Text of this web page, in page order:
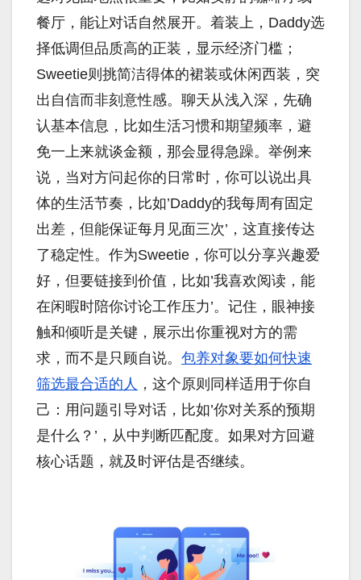
餐厅，能让对话自然展开。着装上，Daddy选
择低调但品质高的正装，显示经济门槛；
Sweetie则挑简洁得体的裙装或休闲西装，突
出自信而非刻意性感。聊天从浅入深，先确
认基本信息，比如生活习惯和期望频率，避
免一上来就谈金额，那会显得急躁。举例来
说，当对方问起你的日常时，你可以说出具
体的生活节奏，比如’Daddy的我每周有固定
出差，但能保证每月见面三次’，这直接传达
了稳定性。作为Sweetie，你可以分享兴趣爱
好，但要链接到价值，比如’我喜欢阅读，能
在闲暇时陪你讨论工作压力’。记住，眼神接
触和倾听是关键，展示出你重视对方的需
求，而不是只顾自说。 包养对象要如何快速
筛选最合适的人 ，这个原则同样适用于你自
己：用问题引导对话，比如’你对关系的预期
是什么？’，从中判断匹配度。如果对方回避
核心话题，就及时评估是否继续。